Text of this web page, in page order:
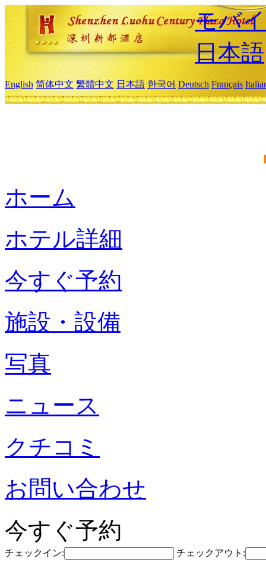
モバ
日本語
English 简体中文 繁體中文 日本語 한국어 Deutsch Français
ホーム
ホテル詳細
今すぐ予約
施設・設備
写真
ニュース
クチコミ
お問い合わせ
今すぐ予約
チェックイン: チェックアウト: